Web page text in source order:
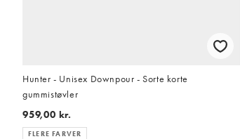
Hunter - Unisex Downpour - Sorte korte
gummistøvler
959,00 kr.
FLERE FARVER